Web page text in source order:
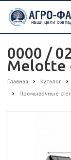
0000 /
Melotte
Главная Каталог
Промывочные